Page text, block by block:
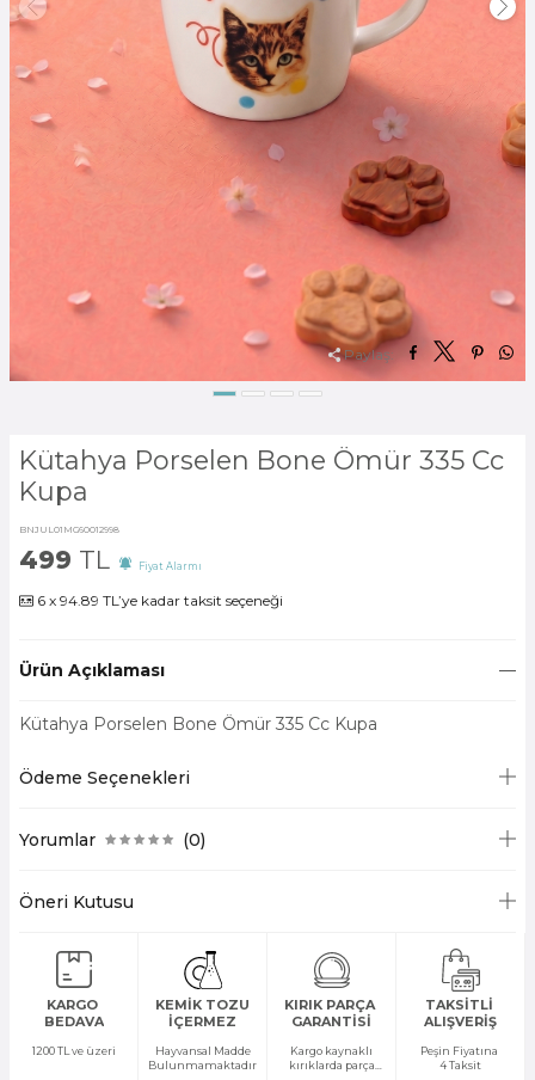
Paylaş:
Kütahya Porselen Bone Ömür 335 Cc
Kupa
BNJUL01MG60012998
499 TL Fiyat Alarmı
6 x 94.89 TL’ye kadar taksit seçeneği
Ürün Açıklaması
Kütahya Porselen Bone Ömür 335 Cc Kupa
Ödeme Seçenekleri
Yorumlar (0)
Öneri Kutusu
KARGO
BEDAVA
1200 TL ve üzeri
KEMİK TOZU
İÇERMEZ
Hayvansal Madde
Bulunmamaktadır
KIRIK PARÇA
GARANTİSİ
Kargo kaynaklı
kırıklarda parça
TAKSİTLİ
ALIŞVERİŞ
Peşin Fiyatına
4 Taksit